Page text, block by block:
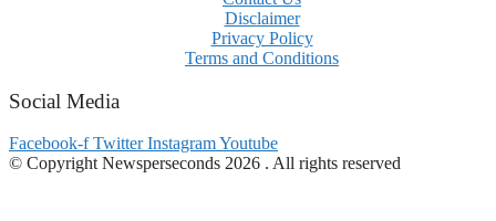
Disclaimer
Privacy Policy
Terms and Conditions
Social Media
Facebook-f Twitter InstagramYoutube
© Copyright Newsperseconds 2026 . All rights reserved